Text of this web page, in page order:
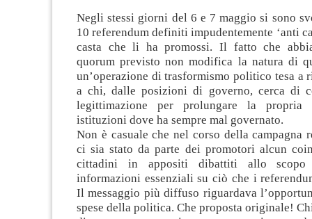
Negli stessi giorni del 6 e 7 maggio si sono
10 referendum definiti impudentemente ‘anti
casta che li ha promossi. Il fatto che
quorum previsto non modifica la natura di
un’operazione di trasformismo politico tesa a
a chi, dalle posizioni di governo, cerca di
legittimazione per prolungare la propria
istituzioni dove ha sempre mal governato.
Non è casuale che nel corso della campagna
ci sia stato da parte dei promotori alcun
cittadini in appositi dibattiti allo
informazioni essenziali su ciò che i
Il messaggio più diffuso riguardava
spese della politica. Che proposta originale!